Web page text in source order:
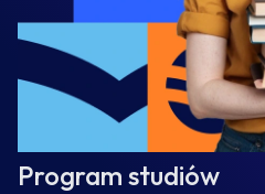
Program studiów